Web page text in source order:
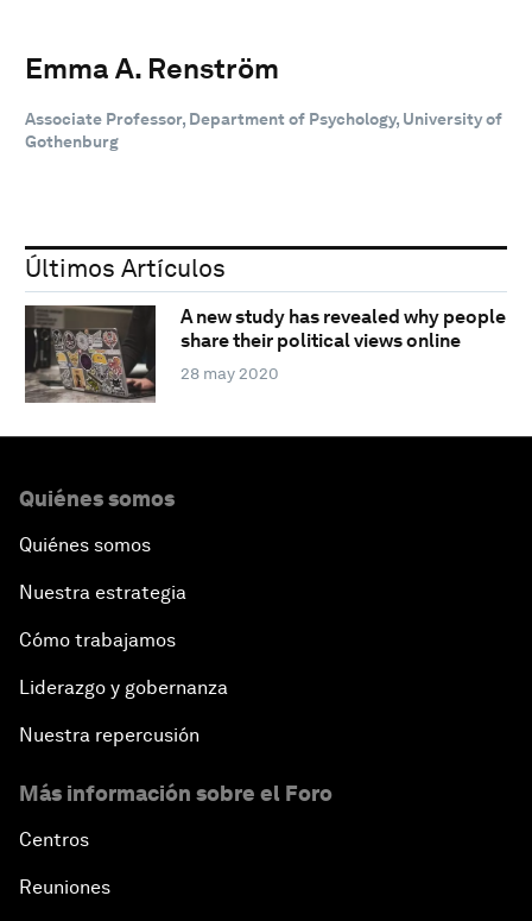
Emma A. Renström
Associate Professor, Department of Psychology, University of
Gothenburg
Últimos Artículos
A new study has revealed why people
share their political views online
28 may 2020
Quiénes somos
Quiénes somos
Nuestra estrategia
Cómo trabajamos
Liderazgo y gobernanza
Nuestra repercusión
Más información sobre el Foro
Centros
Reuniones